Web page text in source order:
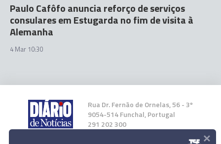
Paulo Cafôfo anuncia reforço de serviços
consulares em Estugarda no fim de visita à
Alemanha
4 Mar 10:30
Rua Dr. Fernão de Ornelas, 56 - 3º
9054-514 Funchal, Portugal
291 202 300
×